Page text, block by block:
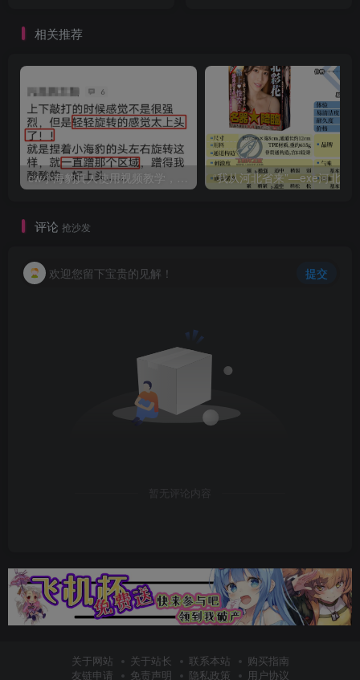
相关推荐
评论 抢沙发
欢迎您留下宝贵的见解！ 提交
暂无评论内容
关于网站 关于站长 联系本站
购买指南
友链申请
免责声明 隐私政策 用户协议